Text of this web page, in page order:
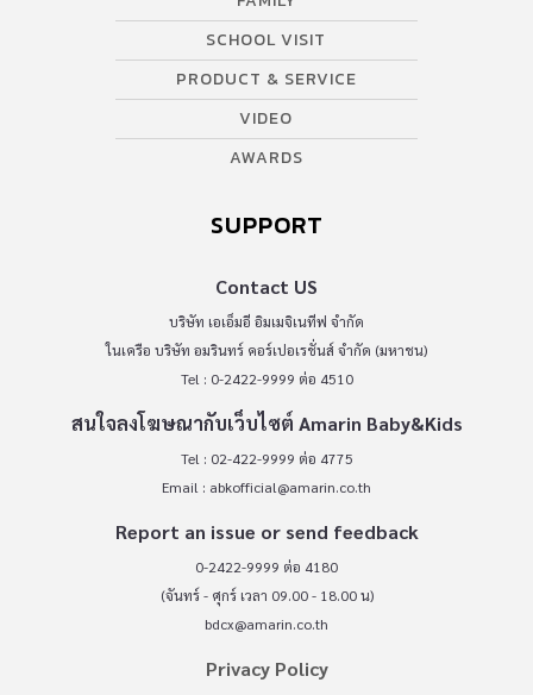
SCHOOL VISIT
PRODUCT & SERVICE
VIDEO
AWARDS
SUPPORT
Contact US
บริษัท เอเอ็มอี อิมเมจิเนทีฟ จำกัด
ในเครือ บริษัท อมรินทร์ คอร์เปอเรชั่นส์ จำกัด (มหาชน)
Tel : 0-2422-9999 ต่อ 4510
สนใจลงโฆษณากับเว็บไซต์ Amarin Baby&Kids
Tel : 02-422-9999 ต่อ 4775
Email : abkofficial@amarin.co.th
Report an issue or send feedback
0-2422-9999 ต่อ 4180
(จันทร์ - ศุกร์ เวลา 09.00 - 18.00 น)
bdcx@amarin.co.th
Privacy Policy